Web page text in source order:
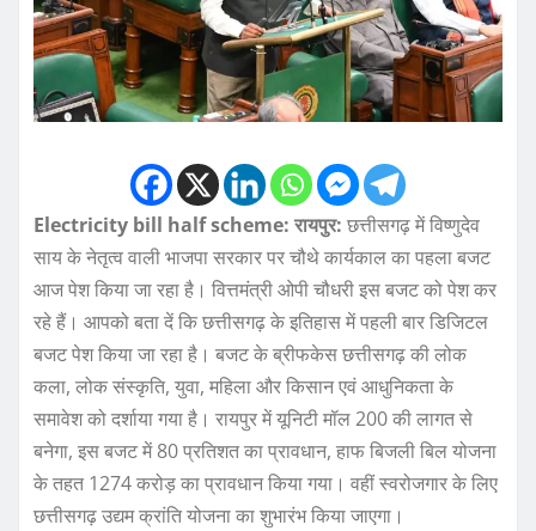
Electricity bill half scheme: रायपुर: छत्तीसगढ़ में विष्णुदेव
साय के नेतृत्व वाली भाजपा सरकार पर चौथे कार्यकाल का पहला बजट
आज पेश किया जा रहा है। वित्तमंत्री ओपी चौधरी इस बजट को पेश कर
रहे हैं। आपको बता दें कि छत्तीसगढ़ के इतिहास में पहली बार डिजिटल
बजट पेश किया जा रहा है। बजट के ब्रीफकेस छत्तीसगढ़ की लोक
कला, लोक संस्कृति, युवा, महिला और किसान एवं आधुनिकता के
समावेश को दर्शाया गया है। रायपुर में यूनिटी मॉल 200 की लागत से
बनेगा, इस बजट में 80 प्रतिशत का प्रावधान, हाफ बिजली बिल योजना
के तहत 1274 करोड़ का प्रावधान किया गया। वहीं स्वरोजगार के लिए
छत्तीसगढ़ उद्यम क्रांति योजना का शुभारंभ किया जाएगा।